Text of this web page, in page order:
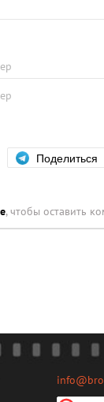
Поделиться
, чтобы оставить